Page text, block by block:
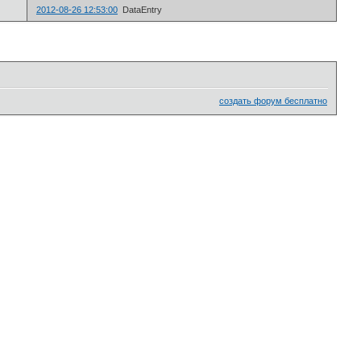
2012-08-26 12:53:00 DataEntry
создать форум бесплатно